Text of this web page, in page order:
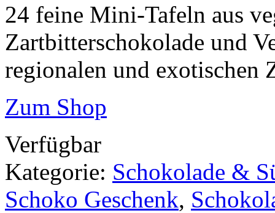
24 feine Mini-Tafeln aus
Zartbitterschokolade und
regionalen und exotischen
Zum Shop
Verfügbar
Kategorie: Schokolade &
Schoko Geschenk,